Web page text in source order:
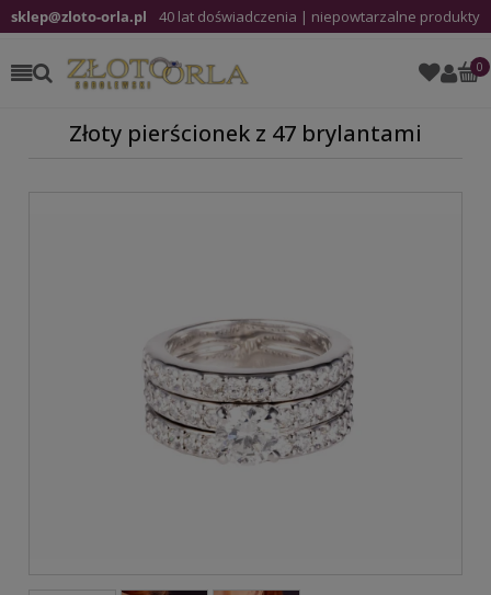
sklep@zloto-orla.pl 40 lat doświadczenia | niepowtarzalne produkty
Złoty pierścionek z 47 brylantami